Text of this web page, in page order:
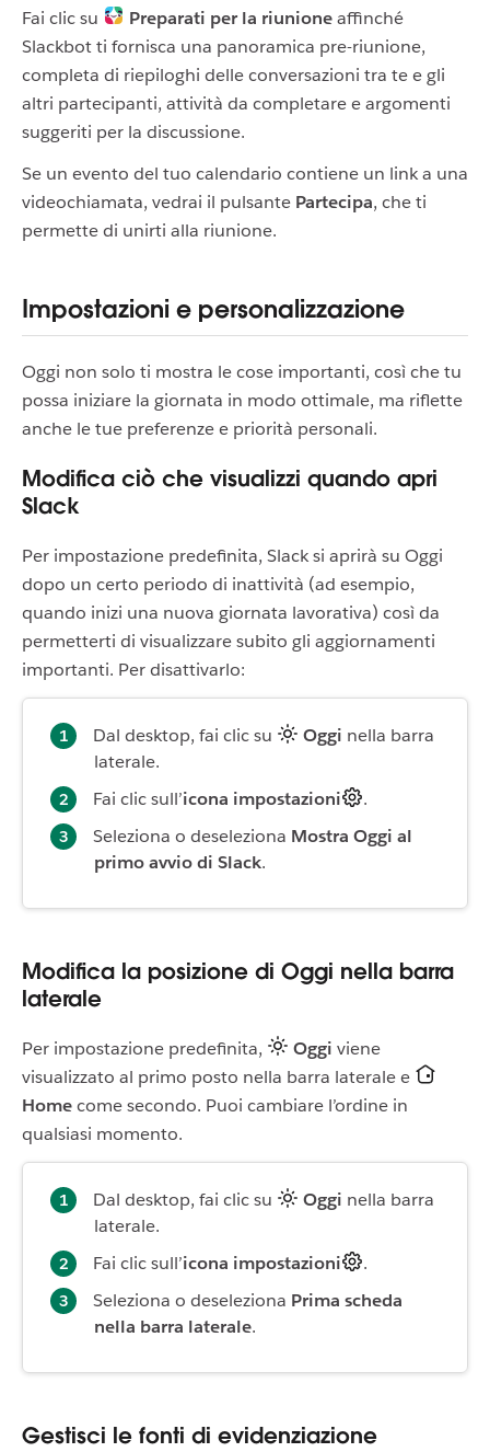
Fai clic su
Preparati per la riunioneaffinché
Slackbot ti fornisca una panoramica pre-riunione,
completa di riepiloghi delle conversazioni tra te e gli
altri partecipanti, attività da completare e argomenti
suggeriti per la discussione.
Se un evento del tuo calendario contiene un link a una
videochiamata, vedrai il pulsante Partecipa, che ti
permette di unirti alla riunione.
Impostazioni e personalizzazione
Oggi non solo ti mostra le cose importanti, così che tu
possa iniziare la giornata in modo ottimale, ma riflette
anche le tue preferenze e priorità personali.
Modifica ciò che visualizzi quando apri
Slack
Per impostazione predefinita, Slack si aprirà su Oggi
dopo un certo periodo di inattività (ad esempio,
quando inizi una nuova giornata lavorativa) così da
permetterti di visualizzare subito gli aggiornamenti
importanti. Per disattivarlo:
Dal desktop, fai clic su Oggi nella barra
laterale.
Fai clic sull’icona impostazioni
.
Seleziona o deseleziona Mostra Oggi al
primo avvio di Slack.
Modifica la posizione di Oggi nella barra
laterale
Per impostazione predefinita, Oggi viene
visualizzato al primo posto nella barra laterale e
Homecome secondo. Puoi cambiare l’ordine in
qualsiasi momento.
Dal desktop, fai clic su Oggi nella barra
laterale.
Fai clic sull’icona impostazioni
.
Seleziona o deseleziona Prima scheda
nella barra laterale.
Gestisci le fonti di evidenziazione